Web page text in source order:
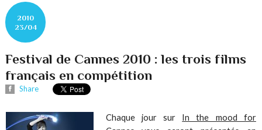
2010
23/04
Festival de Cannes 2010 : les trois films
français en compétition
Share
Chaque jour sur In the mood for